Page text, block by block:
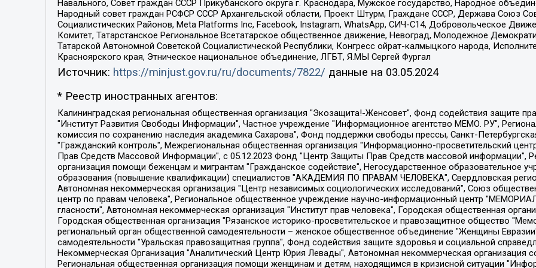
Навального, Совет граждан СССР Прикубанского округа г. Краснодара, Мужское государство, Народное
Народный совет граждан РСФСР СССР Архангельской области, Проект Штурм, Граждане СССР, Держава Союз
Социалистических Районов, Meta Platforms Inc, Facebook, Instagram, WhatsApp, СИЧ-С14, Добровольческое
Комитет, Татарстанское Региональное Всетатарское общественное движение, Невоград, Молодежное
Татарской Автономной Советской Социалистической Республики, Конгресс ойрат-калмыцкого народа,
Красноярского края, Этническое национальное объединение, ЛГБТ, Я.МЫ Сергей Фургал
Источник: https://minjust.gov.ru/ru/documents/7822/ данные на 03.05.2024
* Реестр иностранных агентов:
Калининградская региональная общественная организация "Экозащита!-Женсовет", Фонд содействия защите прав и свобод граждан "Общественный вердикт", Фонд "Институт Развития Свободы Информации", Частное учреждение "Информационное агентство МЕМО. РУ", Региональная общественная организация "Общественная комиссия по сохранению наследия академика Сахарова", Фонд поддержки свободы прессы, Санкт-Петербургская общественная правозащитная организация "Гражданский контроль", Межрегиональная общественная организация "Информационно-просветительский центр "Мемориал", Региональный Фонд "Центр Защиты Прав Средств Массовой Информации", с 05.12.2023 Фонд "Центр Защиты Прав Средств массовой информации", Региональная общественная благотворительная организация помощи беженцам и мигрантам "Гражданское содействие", Негосударственное образовательное учреждение дополнительного профессионального образования (повышение квалификации) специалистов "АКАДЕМИЯ ПО ПРАВАМ ЧЕЛОВЕКА", Свердловская региональная общественная организация "Сутяжник", Автономная некоммерческая организация "Центр независимых социологических исследований", Союз общественных объединений "Российский исследовательский центр по правам человека", Региональное общественное учреждение научно-информационный центр "МЕМОРИАЛ", Некоммерческая организация "Фонд защиты гласности", Автономная некоммерческая организация "Институт прав человека", Городская общественная организация "Екатеринбургское общество "МЕМОРИАЛ", Городская общественная организация "Рязанское историко-просветительское и правозащитное общество "Мемориал" (Рязанский Мемориал), Челябинский региональный орган общественной самодеятельности – женское общественное объединение "Женщины Евразии", Челябинский региональный орган общественной самодеятельности "Уральская правозащитная группа", Фонд содействия защите здоровья и социальной справедливости имени Андрея Рылькова, Автономная Некоммерческая Организация "Аналитический Центр Юрия Левады", Автономная некоммерческая организация социальной поддержки населения "Проект Апрель", Региональная общественная организация помощи женщинам и детям, находящимся в кризисной ситуации "Информационно-методический центр "Анна", Фонд содействия развитию массовых коммуникаций и правовому просвещению "Так-так-Так", Фонд содействия устойчивому развитию "Серебряная тайга", Свердловский региональный общественный фонд социальных проектов "Новое время", "Idel.Реалии", Кавказ.Реалии, Крым.Реалии, Телеканал Настоящее Время, Татаро-башкирская служба Радио Свобода (Azatliq Radiosi), Радио Свободная Европа/Радио Свобода (PCE/PC), "Сибирь.Реалии", "Фактограф", Благотворительный фонд помощи осужденным и их семьям, Автономная некоммерческая организация "Институт глобализации и социальных движений", Фонд "В защиту прав заключенных", Частное учреждение "Центр поддержки и содействия развитию средств массовой информации", Пензенский региональный общественный благотворительный фонд "Гражданский союз", "Север.Реалии", Некоммерческая организация Фонд "Правовая инициатива", Общество с ограниченной ответственностью "Радио Свободная Европа/Радио Свобода", Чешское информационное агентство "MEDIUM-ORIENT", Красноярская региональная общественная организация "Мы против СПИДа", Камалягин Денис Николаевич, Маркелов Сергей Евгеньевич, Пономарев Лев Александрович, Савицкая Людмила Алексеевна, Автономная некоммерческая организация "Центр по работе с проблемой насилия "НАСИЛИЮ.НЕТ", Межрегиональный профессиональный союз работников здравоохранения "Альянс врачей", Юридическое лицо, зарегистрированное в Латвийской Республике, SIA "Medusa Project" (регистрационный номер 40103797863, дата регистрации 10.06.2014), Некоммерческая организация "Фонд по борьбе с коррупцией", Автономная некоммерческая организация "Институт права и публичной политики", Баданин Роман Сергеевич, Гликин Максим Александрович, Железнова Мария Михайловна, Лукьянова Юлия Сергеевна, Маетная Елизавета Витальевна, Маняхин Петр Борисович, Чуракова Ольга Владимировна, Ярош Юлия Петровна, Юридическое лицо "The Insider SIA", зарегистрированное в Риге, Латвийская Республика (дата регистрации 26.06.2015), являющееся администратором доменного имени интернет-издания "The Insider SIA", https://theins.ru, Постернак Алексей Евгеньевич, Рубин Михаил Аркадьевич, Анин Роман Александрович, Юридическое лицо Istories fonds, зарегистрированное в Латвийской Республике (регистрационный номер 50008295751, дата регистрации 24.02.2020), Великовский Дмитрий Александрович, Долинина Ирина Николаевна, Мароховская Алеся Алексеевна, Шлейнов Роман Юрьевич, Шмагун Олеся Валентиновна, Общество с ограниченной ответственностью "Альтаир 2021", Общество с ограниченной ответственностью "Вега 2021", Общество с ограниченной ответственностью "Главный редактор 2021", Общество с ограниченной ответственностью "Ромашки монолит", Важенков Артем Валерьевич, Ивановская областная общественная организация "Центр гендерных исследований", Гурман Юрий Альбертович, Медиапроект "ОВД-Инфо", Егоров Владимир Владимирович, Жилинский Владимир Александрович, Общество с ограниченной ответственностью "ЗП", Иванова София Юрьевна, Карезина Инна Павловна, Кильтау Екатерина Викторовна, Петров Алексей Викторович, Пискунов Сергей Евгеньевич, Смирнов Сергей Сергеевич, Тихонов Михаил Сергеевич, Общество с ограниченной ответственностью "ЖУРНАЛИСТ-ИНОСТРАННЫЙ АГЕНТ", Арапова Галина Юрьевна, Вольтская Татьяна Анатольевна, Американская компания "Mason G.E.S. Anonymous Foundation" (США), являющаяся владельцем интернет-издания https://mnews.world/, Компания "Stichting Bellingcat", зарегистрированная в Нидерландах (дата регистрации 11.07.2018), Захаров Андрей Вячеславович, Клепиковская Екатерина Дмитриевна, Общество с ограниченной ответственностью "МЕМО", Перл Роман Александрович, Симонов Евгений Алексеевич, Соловьева Елена Анатольевна, Сотников Даниил Владимирович, Сурначева Елизавета Дмитриевна, Автономная некоммерческая организация по защите прав человека и информированию населения "Якутия – Наше Мнение", Общество с ограниченной ответственностью "Москоу диджитал медиа", с 26.01.2023 Общество с ограниченной ответственностью "Чайка Белые сады", Ветошкина Валерия Валерьевна, Заговора Максим Александрович, Межрегиональное общественное движение "Российская ЛГБТ - сеть", Оленичев Максим Владимирович, Павлов Иван Юрьевич, Скворцова Елена Сергеевна, Общество с ограниченной ответственностью "Как бы инагент", Кочетков Игорь Викторович, Общество с ограниченной ответственностью "Честные выборы", Еланчик Олег Александрович, Общество с ограниченной ответственностью "Нобелевский призыв", Гималова Регина Эмилевна, Григорьев Андрей Валерьевич, Григорьева Алина Александровна, Ассоциация по содействию защите прав призывников, альтернативнослужащих и военнослужащих "Правозащитная группа